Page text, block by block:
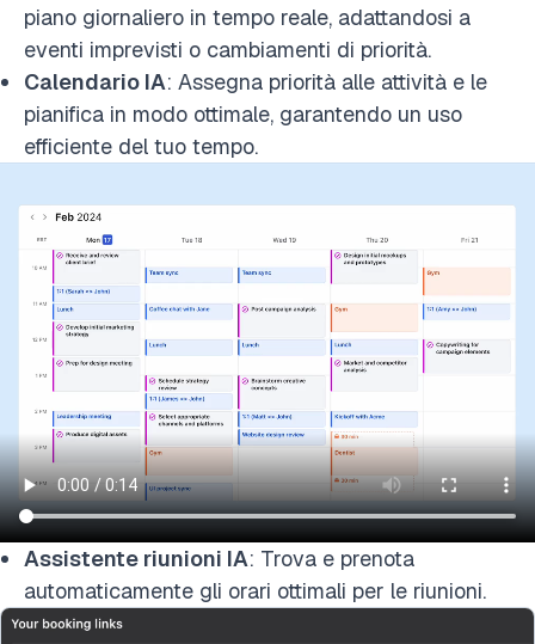
piano giornaliero in tempo reale, adattandosi a
eventi imprevisti o cambiamenti di priorità.
Calendario IA: Assegna priorità alle attività e le
pianifica in modo ottimale, garantendo un uso
efficiente del tuo tempo.
Assistente riunioni IA: Trova e prenota
automaticamente gli orari ottimali per le riunioni.